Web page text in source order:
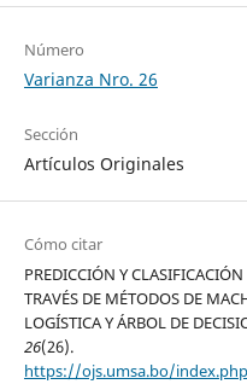
Número
Varianza Nro. 26
Sección
Artículos Originales
Cómo citar
PREDICCIÓN Y
TRAVÉS DE MÉTODOS DE
LOGÍSTICA Y ÁRBOL DE
26(26).
https://ojs.umsa.bo/